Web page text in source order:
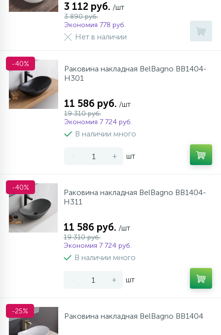
3 112 руб. /шт
3 890 руб.
Экономия 778 руб.
Нет в наличии
-40%
Раковина накладная BelBagno BB1404-
H301
11 586 руб. /шт
19 310 руб.
Экономия 7 724 руб.
В наличии много
- + шт
-40%
Раковина накладная BelBagno BB1404-
H311
11 586 руб. /шт
19 310 руб.
Экономия 7 724 руб.
В наличии много
- + шт
-25%
Раковина накладная BelBagno BB1404